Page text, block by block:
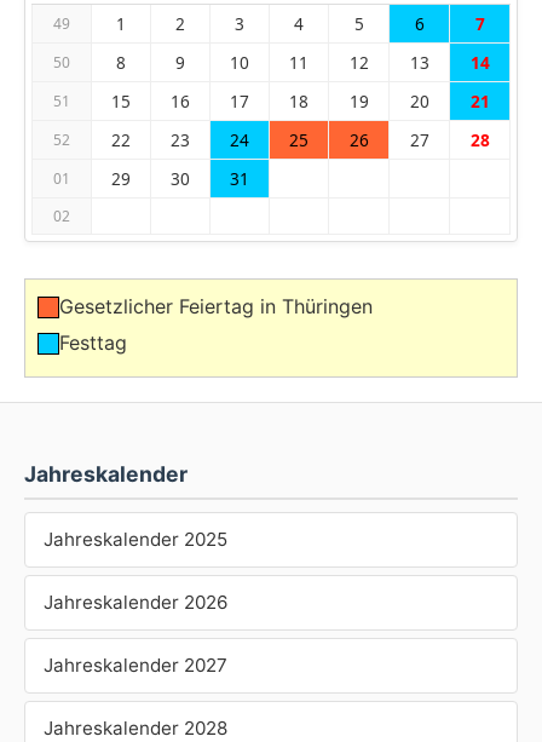
Jahreskalender
Jahreskalender 2025
Jahreskalender 2026
Jahreskalender 2027
Jahreskalender 2028
49 1 2 3 4 5 6 7
50 8 9 10 11 12 13 14
51 15 16 17 18 19 20 21
52 22 23 24 25 26 27 28
01 29 30 31
02
Gesetzlicher Feiertag in Thüringen
Festtag